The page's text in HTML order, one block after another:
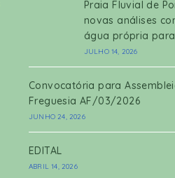
Praia Fluvial de
novas análises
água própria
JULHO 14, 2026
Convocatória para
Freguesia AF/03/2026
JUNHO 24, 2026
EDITAL
ABRIL 14, 2026